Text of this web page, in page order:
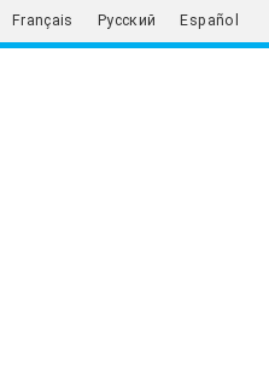
Français Русский Español